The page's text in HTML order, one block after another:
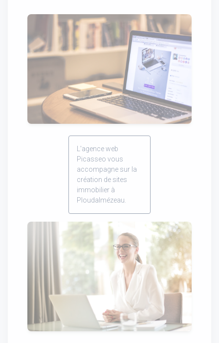
L'agence web
Picasseo vous
accompagne sur la
création de sites
immobilier à
Ploudalmézeau.